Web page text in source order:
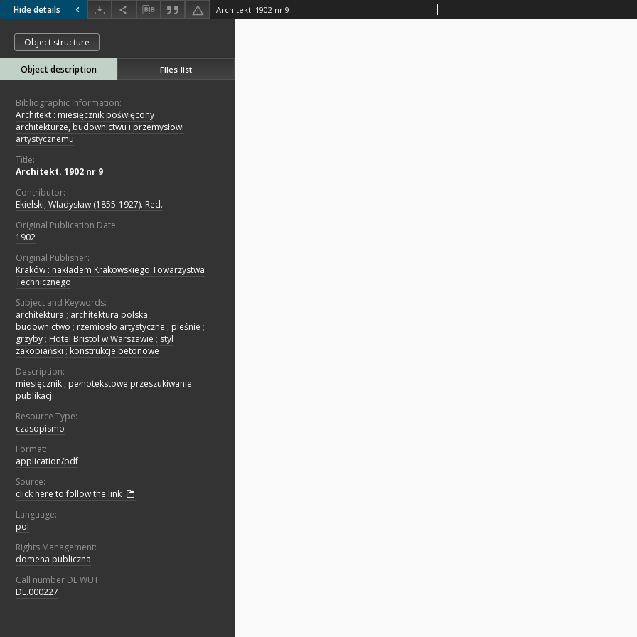
Hide details Architekt. 1902 nr 9
Object structure
Object description Files list
Bibliographic Information:
Architekt : miesięcznik poświęcony
architekturze, budownictwu i przemysłowi
artystycznemu
Title:
Architekt. 1902 nr 9
Contributor:
Ekielski, Władysław (1855-1927). Red.
Original Publication Date:
1902
Original Publisher:
Kraków : nakładem Krakowskiego Towarzystwa
Technicznego
Subject and Keywords:
architektura ; architektura polska ;
budownictwo ; rzemiosło artystyczne ; pleśnie ;
grzyby ; Hotel Bristol w Warszawie ; styl
zakopiański ; konstrukcje betonowe
Description:
miesięcznik ; pełnotekstowe przeszukiwanie
publikacji
Resource Type:
czasopismo
Format:
application/pdf
Source:
click here to follow the link
Language:
pol
Rights Management:
domena publiczna
Call number DL WUT:
DL.000227